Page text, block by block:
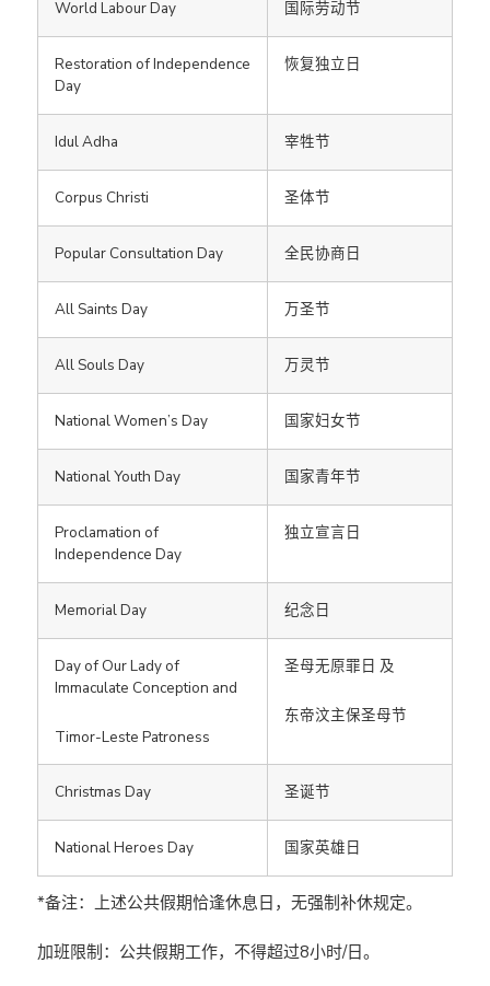
World Labour Day 国际劳动节
Restoration of Independence
Day
恢复独立日
Idul Adha 宰牲节
Corpus Christi 圣体节
Popular Consultation Day 全民协商日
All Saints Day 万圣节
All Souls Day 万灵节
National Women’s Day 国家妇女节
National Youth Day 国家青年节
Proclamation of
Independence Day
独立宣言日
Memorial Day 纪念日
Day of Our Lady of
Immaculate Conception and
Timor-Leste Patroness
圣母无原罪日 及
东帝汶主保圣母节
Christmas Day 圣诞节
National Heroes Day 国家英雄日
*备注：上述公共假期恰逢休息日，无强制补休规定。
加班限制：公共假期工作，不得超过8小时/日。